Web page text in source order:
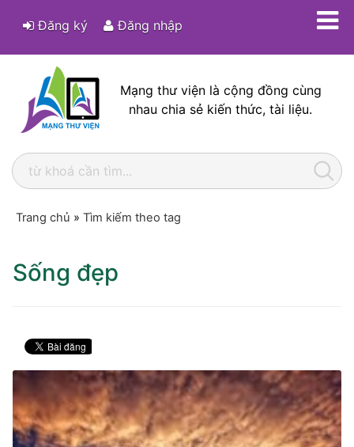
Đăng ký Đăng nhập
Mạng thư viện là cộng đồng cùng
nhau chia sẻ kiến thức, tài liệu.
Trang chủ » Tìm kiếm theo tag
Sống đẹp